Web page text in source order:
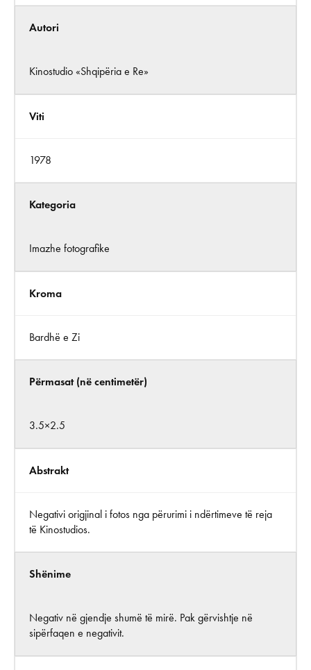
Autori
Kinostudio «Shqipëria e Re»
Viti
1978
Kategoria
Imazhe fotografike
Kroma
Bardhë e Zi
Përmasat (në centimetër)
3.5×2.5
Abstrakt
Negativi origjinal i fotos nga përurimi i ndërtimeve të reja
të Kinostudios.
Shënime
Negativ në gjendje shumë të mirë. Pak gërvishtje në
sipërfaqen e negativit.